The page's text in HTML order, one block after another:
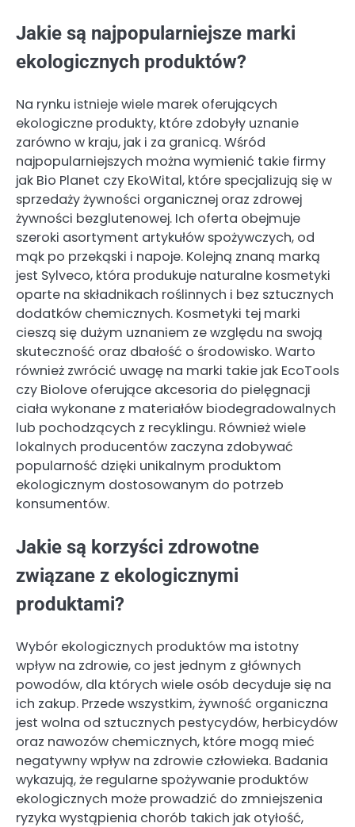
Jakie są najpopularniejsze marki
ekologicznych produktów?
Na rynku istnieje wiele marek oferujących
ekologiczne produkty, które zdobyły uznanie
zarówno w kraju, jak i za granicą. Wśród
najpopularniejszych można wymienić takie firmy
jak Bio Planet czy EkoWital, które specjalizują się w
sprzedaży żywności organicznej oraz zdrowej
żywności bezglutenowej. Ich oferta obejmuje
szeroki asortyment artykułów spożywczych, od
mąk po przekąski i napoje. Kolejną znaną marką
jest Sylveco, która produkuje naturalne kosmetyki
oparte na składnikach roślinnych i bez sztucznych
dodatków chemicznych. Kosmetyki tej marki
cieszą się dużym uznaniem ze względu na swoją
skuteczność oraz dbałość o środowisko. Warto
również zwrócić uwagę na marki takie jak EcoTools
czy Biolove oferujące akcesoria do pielęgnacji
ciała wykonane z materiałów biodegradowalnych
lub pochodzących z recyklingu. Również wiele
lokalnych producentów zaczyna zdobywać
popularność dzięki unikalnym produktom
ekologicznym dostosowanym do potrzeb
konsumentów.
Jakie są korzyści zdrowotne
związane z ekologicznymi
produktami?
Wybór ekologicznych produktów ma istotny
wpływ na zdrowie, co jest jednym z głównych
powodów, dla których wiele osób decyduje się na
ich zakup. Przede wszystkim, żywność organiczna
jest wolna od sztucznych pestycydów, herbicydów
oraz nawozów chemicznych, które mogą mieć
negatywny wpływ na zdrowie człowieka. Badania
wykazują, że regularne spożywanie produktów
ekologicznych może prowadzić do zmniejszenia
ryzyka wystąpienia chorób takich jak otyłość,